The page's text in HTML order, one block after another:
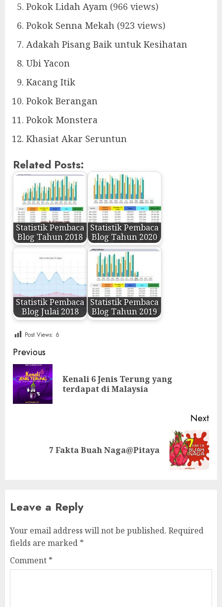
Pokok Lidah Ayam (966 views)
Pokok Senna Mekah (923 views)
Adakah Pisang Baik untuk Kesihatan
Ubi Yacon
Kacang Itik
Pokok Berangan
Pokok Monstera
Khasiat Akar Seruntun
Related Posts:
Statistik Pembaca
Blog Tahun 2018
Statistik Pembaca
Blog Tahun 2020
Statistik Pembaca
Blog Julai 2018
Statistik Pembaca
Blog Tahun 2019
Post Views: 6
Post
navigation
Previous
Kenali 6 Jenis Terung yang
terdapat di Malaysia
Next
7 Fakta Buah Naga@Pitaya
Leave a Reply
Your email address will not be published. Required
fields are marked *
Comment *